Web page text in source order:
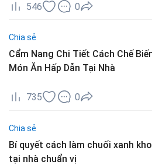
546 0
Chia sẻ
Cẩm Nang Chi Tiết Cách Chế
Món Ăn Hấp Dẫn Tại Nhà
735 0
Chia sẻ
Bí quyết cách làm chuối xanh
tại nhà chuẩn vị